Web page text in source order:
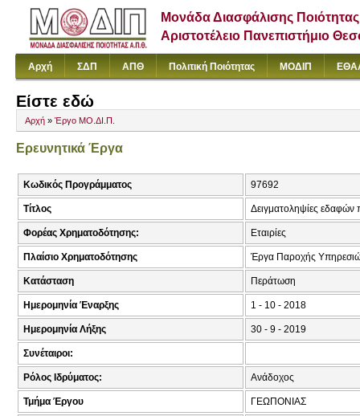
Μονάδα Διασφάλισης Ποιότητας
Αριστοτέλειο Πανεπιστήμιο
Αρχή ΣΔΠ ΑΠΘ Πολιτική Ποιότητας ΜΟΔΙΠ
Είστε εδώ
Αρχή » Έργο ΜΟ.ΔΙ.Π.
Ερευνητικά Έργα
Κωδικός Προγράμματος 97692
Τίτλος Δειγματοληψίες εδαφών
Φορέας Χρηματοδότησης: Εταιρίες
Πλαίσιο Χρηματοδότησης Έργα Παροχής
Κατάσταση Περάτωση
Ημερομηνία Έναρξης 1 - 10 - 2018
Ημερομηνία Λήξης 30 - 9 - 2019
Συνέταιροι:
Ρόλος Ιδρύματος: Ανάδοχος
Τμήμα Έργου ΓΕΩΠΟΝΙΑΣ